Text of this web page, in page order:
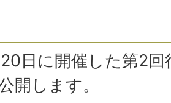
日に開催した第2回
開します。